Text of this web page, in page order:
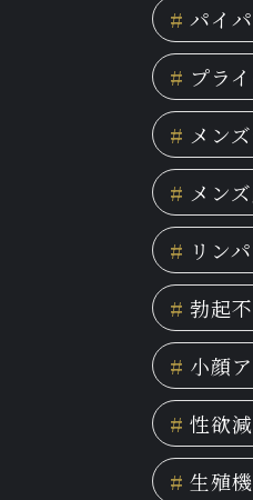
# パイ
# プラ
# メン
# メン
# リン
# 勃起
# 小顔
# 性欲
# 生殖